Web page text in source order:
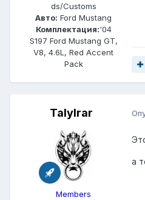
ds/Customs
Авто: Ford Mustang
Комплектация:'04
S197 Ford Mustang GT,
V8, 4.6L, Red Accent
Pack
Talylrar
Members
а